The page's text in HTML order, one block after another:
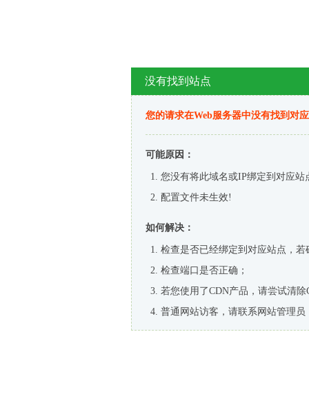
没有找到站点
您的请求在Web服务器中没有找到对
可能原因：
您没有将此域名或IP绑定到对应站
配置文件未生效!
如何解决：
检查是否已经绑定到对应站点，
检查端口是否正确；
若您使用了CDN产品，请尝试清除
普通网站访客，请联系网站管理员